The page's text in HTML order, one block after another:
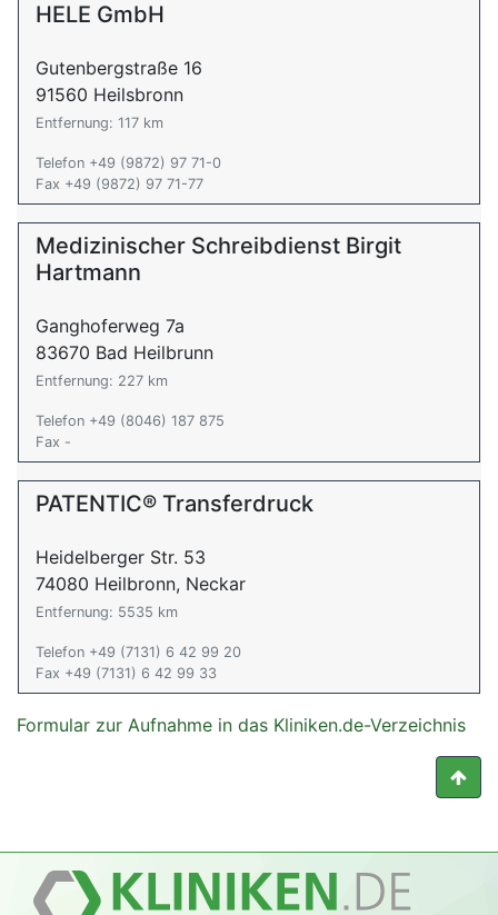
HELE GmbH
Gutenbergstraße 16
91560 Heilsbronn
Entfernung: 117 km
Telefon +49 (9872) 97 71-0
Fax +49 (9872) 97 71-77
Medizinischer Schreibdienst Birgit
Hartmann
Ganghoferweg 7a
83670 Bad Heilbrunn
Entfernung: 227 km
Telefon +49 (8046) 187 875
Fax -
PATENTIC® Transferdruck
Heidelberger Str. 53
74080 Heilbronn, Neckar
Entfernung: 5535 km
Telefon +49 (7131) 6 42 99 20
Fax +49 (7131) 6 42 99 33
Formular zur Aufnahme in das Kliniken.de-Verzeichnis